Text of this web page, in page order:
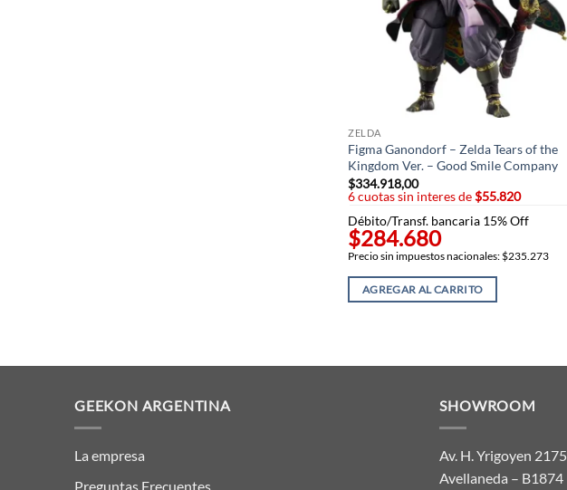
ZELDA
Figma Ganondorf – Zelda Tears of the
Kingdom Ver. – Good Smile Company
$334.918,00
6 cuotas sin interes de$55.820
Débito/Transf. bancaria 15% Off
$284.680
Precio sin impuestos nacionales: $235.273
AGREGAR AL CARRITO
GEEKON ARGENTINA
La empresa
Preguntas Frecuentes
SHOWROOM
Av. H. Yrigoyen 2175,
Avellaneda – B1874